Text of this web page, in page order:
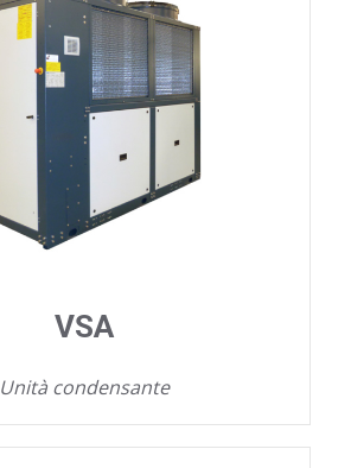
VSA
Unità condensante